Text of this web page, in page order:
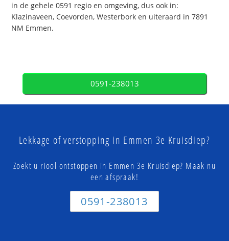
in de gehele 0591 regio en omgeving, dus ook in:
Klazinaveen, Coevorden, Westerbork en uiteraard in 7891
NM Emmen.
0591-238013
Lekkage of verstopping in Emmen 3e Kruisdiep?
Zoekt u riool ontstoppen in Emmen 3e Kruisdiep? Maak nu
een afspraak!
0591-238013